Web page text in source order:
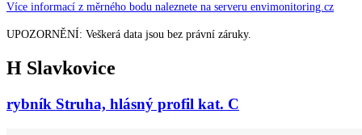
Více informací z měrného bodu naleznete na serveru envimonitoring.cz
UPOZORNĚNÍ: Veškerá data jsou bez právní záruky.
H Slavkovice
rybník Struha, hlásný profil kat. C